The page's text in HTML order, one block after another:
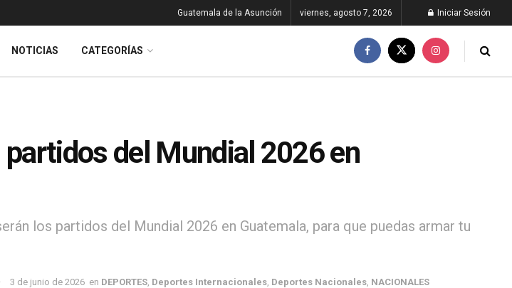
Guatemala de la Asunción viernes, agosto 7, 2026 Iniciar Sesión
NOTICIAS CATEGORÍAS
del Mundial 2026 en
los partidos del Mundial 2026 en Guatemala, para que puedas armar tu
3 de junio de 2026 en DEPORTES Deportes Internacionales Deportes Nacionales NACIONALES